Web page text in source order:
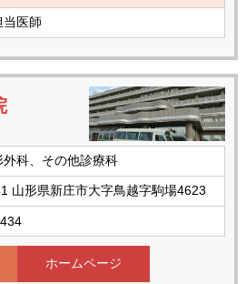
当医師
外科、その他診療科
山形県新庄市大字鳥越字駒場4623
ホームページ